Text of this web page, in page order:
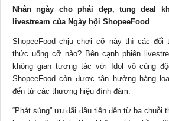
Nhân ngày cho phái đẹp, tung deal
livestream của Ngày hội ShopeeFood
ShopeeFood chịu chơi cỡ này thì các đối
thức uống cỡ nào? Bên cạnh phiên
không gian tương tác với Idol vô cùng
ShopeeFood còn được tận hưởng hàng
đến từ các thương hiệu đình đám.
“Phát súng” ưu đãi đầu tiên đến từ ba chuỗi